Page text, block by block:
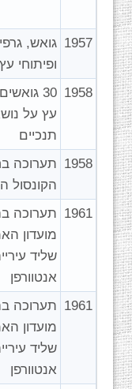
1957 גואש,
ופיתוחי עץ
1958
30
עץ על
תנכיים
1958 תערוכה
הקונסול
1961 תערוכה
מועדון
שליד
אנטוורפן
1961 תערוכה
מועדון
שליד
אנטוורפן